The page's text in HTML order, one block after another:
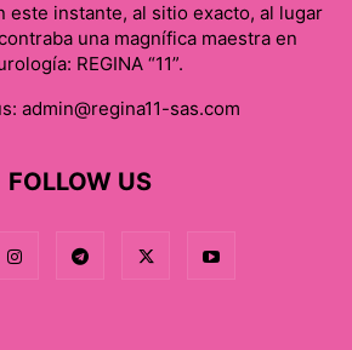
este instante, al sitio exacto, al lugar
una magnífica maestra en
REGINA “11”.
admin@regina11-sas.com
FOLLOW US